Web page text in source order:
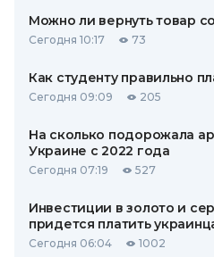
Можно ли вернуть товар
Сегодня 10:17 73
Как студенту правильно
Сегодня 09:09 205
На сколько подорожала
Украине с 2022 года
Сегодня 07:19 527
Инвестиции в золото и
придется платить
Сегодня 06:04 1002